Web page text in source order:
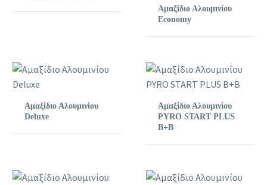
Αμαξίδιο Αλουμινίου
Economy
Αμαξίδιο Αλουμινίου
Deluxe
Αμαξίδιο Αλουμινίου
PYRO START PLUS
B+B